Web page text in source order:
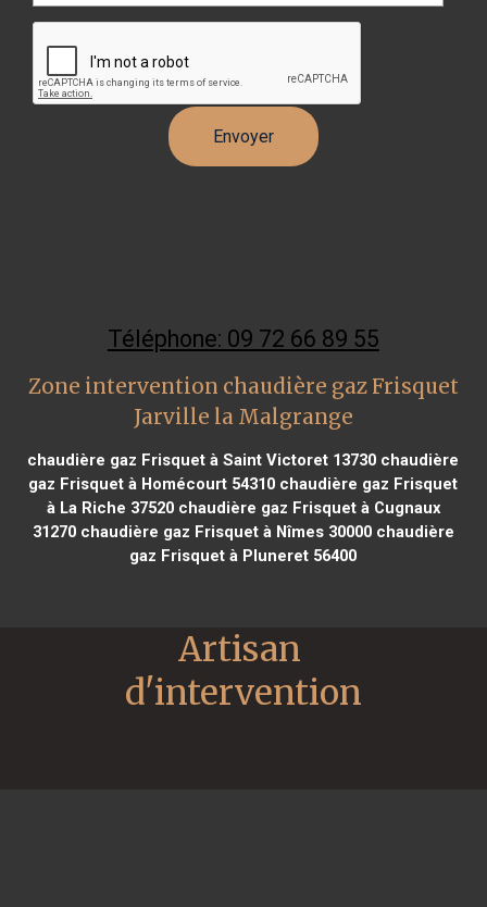
Téléphone: 09 72 66 89 55
Zone intervention chaudière gaz Frisquet
Jarville la Malgrange
chaudière gaz Frisquet à Saint Victoret 13730 chaudière
gaz Frisquet à Homécourt 54310 chaudière gaz Frisquet
à La Riche 37520chaudière gaz Frisquet à Cugnaux
31270chaudière gaz Frisquet à Nîmes 30000chaudière
gaz Frisquet à Pluneret 56400
Artisan
d'intervention